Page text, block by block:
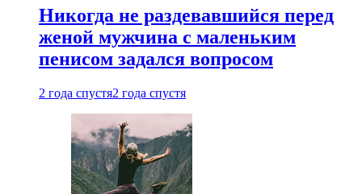
Никогда не раздевавшийся перед
женой мужчина с маленьким
пенисом задался вопросом
2 года спустя2 года спустя